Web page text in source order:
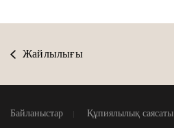
Жайлылығы
Байланыстар Құпиялылық саясаты